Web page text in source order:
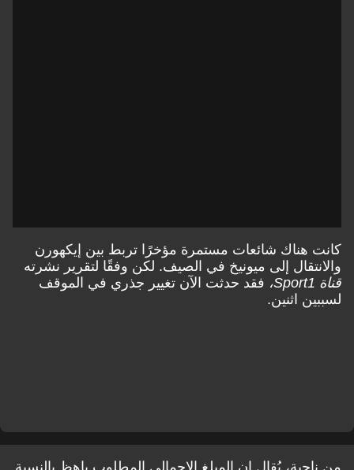
كانت هناك شائعات مستمرة مؤخرًا تربط بين إيكهورن
والانتقال إلى ميونيخ في الصيف. لكن وفقًا لتقرير نشرته
قناة Sport1،
فقد حدثت الآن تغيير جذري في الموقف
لسببين اثنين.
من ناحية، يُقال إن المبلغ الإجمالي المطلوب باهظ بالنسبة